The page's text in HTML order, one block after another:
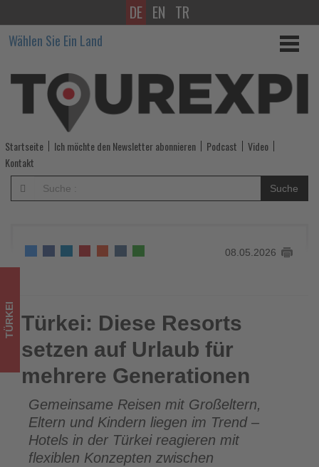
Türkei:
Diese
Resorts
setzen
auf
Urlaub
für
Generationen
Wissen,
was
im
Tourismus
los
ist!
DE EN TR
Wählen Sie Ein Land
Startseite Ich möchte den Newsletter abonnieren Podcast
Video
Kontakt
Suche
08.05.2026
Türkei: Diese Resorts setzen auf Urlaub für mehrere
Generationen
TÜRKEI Türkei: Diese Resorts
setzen auf Urlaub für
mehrere Generationen
Gemeinsame Reisen mit Großeltern,
Eltern und Kindern liegen im Trend –
Hotels in der Türkei reagieren mit
flexiblen Konzepten zwischen